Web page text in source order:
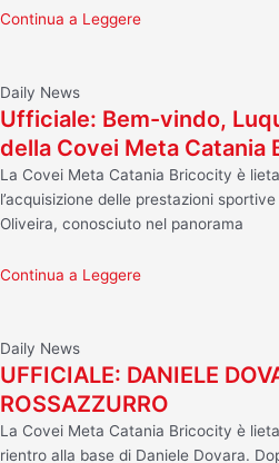
Continua a Leggere
Daily News
Ufficiale: Bem-vindo,
della Covei Meta Catania
La Covei Meta Catania Bricocity è
l’acquisizione delle prestazioni
Oliveira, conosciuto nel panorama
Continua a Leggere
Daily News
UFFICIALE: DANIELE
ROSSAZZURRO
La Covei Meta Catania Bricocity è
rientro alla base di Daniele Dovara.